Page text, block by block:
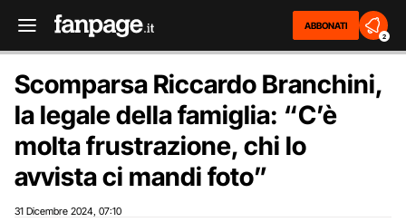
ABBONATI
2
Scomparsa Riccardo Branchini,
la legale della famiglia: “C’è
molta frustrazione, chi lo
avvista ci mandi foto”
31 Dicembre 2024 07:10